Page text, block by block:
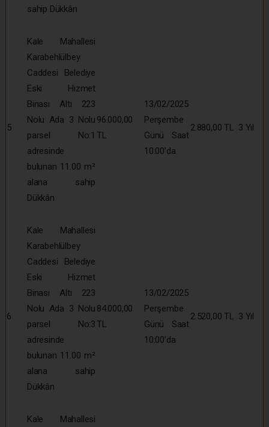
sahip Dükkân
5
Kale Mahallesi
Karabehlülbey
Caddesi Belediye
Eski Hizmet
Binası Altı 223
Nolu Ada 3 Nolu
parsel No:1
adresinde
bulunan 11.00 m²
alana sahip
Dükkân
96.000,00
TL
13/02/2025
Perşembe
Günü Saat
10:00’da
2.880,00 TL 3 Yıl
6
Kale Mahallesi
Karabehlülbey
Caddesi Belediye
Eski Hizmet
Binası Altı 223
Nolu Ada 3 Nolu
parsel No:3
adresinde
bulunan 11.00 m²
alana sahip
Dükkân
84.000,00
TL
13/02/2025
Perşembe
Günü Saat
10:00’da
2.520,00 TL 3 Yıl
Kale Mahallesi